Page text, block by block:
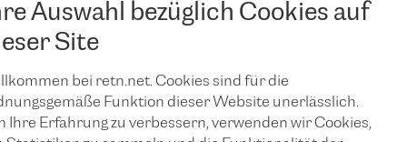
Auswahl bezüglich Cookies auf
Site
bei retn.net. Cookies sind für die
Funktion dieser Website unerlässlich.
Ihre Erfahrung zu verbessern, verwenden wir Cookies,